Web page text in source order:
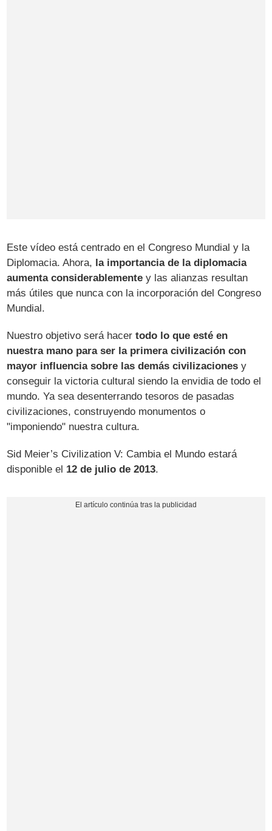
Este vídeo está centrado en el Congreso Mundial y la
Diplomacia. Ahora, la importancia de la diplomacia
aumenta considerablemente y las alianzas resultan
más útiles que nunca con la incorporación del Congreso
Mundial.
Nuestro objetivo será hacertodo lo que esté en
nuestra mano para ser la primera civilización con
mayor influencia sobre las demás civilizaciones y
conseguir la victoria cultural siendo la envidia de todo el
mundo. Ya sea desenterrando tesoros de pasadas
civilizaciones, construyendo monumentos o
"imponiendo" nuestra cultura.
Sid Meier’s Civilization V: Cambia el Mundo estará
disponible el 12 de julio de 2013.